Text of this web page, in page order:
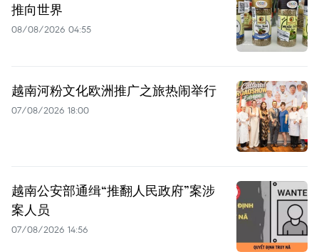
推向世界
08/08/2026 04:55
越南河粉文化欧洲推广之旅热闹举行
07/08/2026 18:00
越南公安部通缉“推翻人民政府”案涉
案人员
07/08/2026 14:56